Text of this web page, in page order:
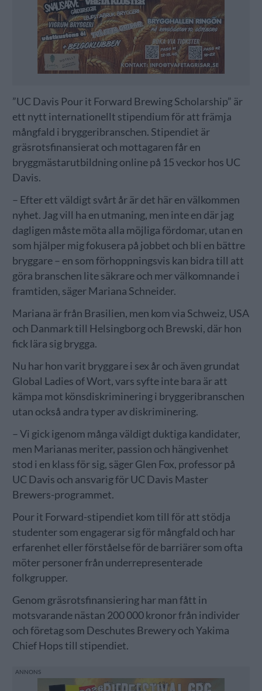
”UC Davis Pour it Forward Brewing Scholarship” är
ett nytt internationellt stipendium för att främja
mångfald i bryggeribranschen. Stipendiet är
gräsrotsfinansierat och mottagaren får en
bryggmästarutbildning online på 15 veckor hos UC
Davis.
– Efter ett väldigt svårt år är det här en välkommen
nyhet. Jag vill ha en utmaning, men inte en där jag
dagligen måste möta alla möjliga fördomar, utan en
som hjälper mig fokusera på jobbet och bli en bättre
bryggare – en som förhoppningsvis kan bidra till att
göra branschen lite säkrare och mer välkomnande i
framtiden, säger Mariana Schneider.
Mariana är från Brasilien, men kom via Schweiz, USA
och Danmark till Helsingborg och Brewski, där hon
fick lära sig brygga.
Nu har hon varit bryggare i sex år och även grundat
Global Ladies of Wort, vars syfte inte bara är att
kämpa mot könsdiskriminering i bryggeribranschen
utan också andra typer av diskriminering.
– Vi gick igenom många väldigt duktiga kandidater,
men Marianas meriter, passion och hängivenhet
stod i en klass för sig, säger Glen Fox, professor på
UC Davis och ansvarig för UC Davis Master
Brewers-programmet.
Pour it Forward-stipendiet kom till för att stödja
studenter som engagerar sig för mångfald och har
erfarenhet eller förståelse för de barriärer som ofta
möter personer från underrepresenterade
folkgrupper.
Genom gräsrotsfinansiering har man fått in
motsvarande nästan 200 000 kronor från individer
och företag som Deschutes Brewery och Yakima
Chief Hops till stipendiet.